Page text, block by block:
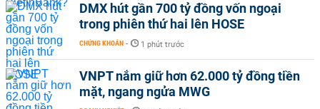
DMX hút gần 700 tỷ đồng vốn ngoại
trong phiên thứ hai lên HOSE
CHỨNG KHOÁN - 1 phút trước
VNPT nắm giữ hơn 62.000 tỷ đồng tiền
mặt, ngang ngửa MWG